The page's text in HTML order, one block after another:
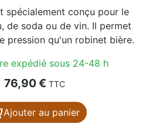
spécialement conçu pour le
de soda ou de vin. Il permet
pression qu'un robinet bière.
expédié sous 24-48 h
Prix
76,90 € TTC
Ajouter au panier